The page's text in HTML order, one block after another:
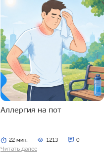
Аллергия на пот
22 мин. 1213 0
Читать далее